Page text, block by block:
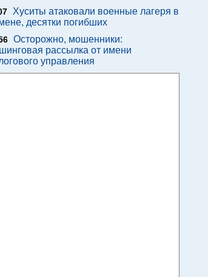
Хуситы атаковали военные лагеря в
десятки погибших
Осторожно, мошенники:
рассылка от имени
управления